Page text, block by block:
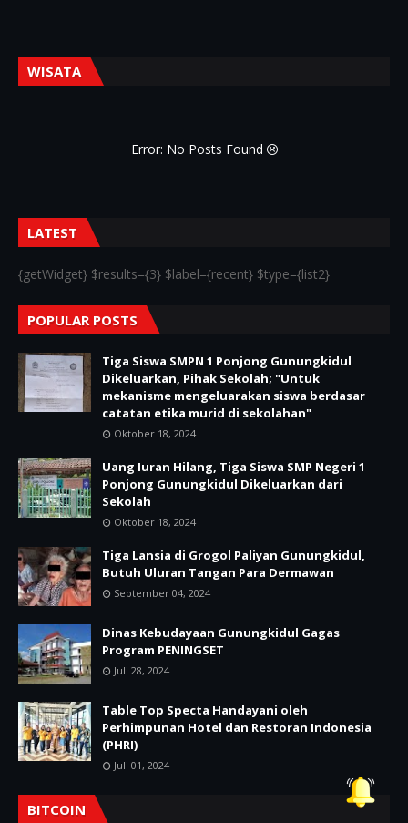
WISATA
Error: No Posts Found
LATEST
{getWidget} $results={3} $label={recent} $type={list2}
POPULAR POSTS
Tiga Siswa SMPN 1 Ponjong Gunungkidul
Dikeluarkan, Pihak Sekolah; "Untuk
mekanisme mengeluarakan siswa berdasar
catatan etika murid di sekolahan"
Oktober 18, 2024
Uang Iuran Hilang, Tiga Siswa SMP Negeri 1
Ponjong Gunungkidul Dikeluarkan dari
Sekolah
Oktober 18, 2024
Tiga Lansia di Grogol Paliyan Gunungkidul,
Butuh Uluran Tangan Para Dermawan
September 04, 2024
Dinas Kebudayaan Gunungkidul Gagas
Program PENINGSET
Juli 28, 2024
Table Top Specta Handayani oleh
Perhimpunan Hotel dan Restoran Indonesia
(PHRI)
Juli 01, 2024
BITCOIN